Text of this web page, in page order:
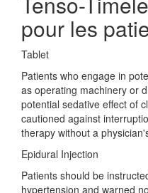
pour les
Tablet
Patients who engage in
as operating machinery or
potential sedative effect of
cautioned against
therapy without a
Epidural Injection
Patients should be
hypertension and warned